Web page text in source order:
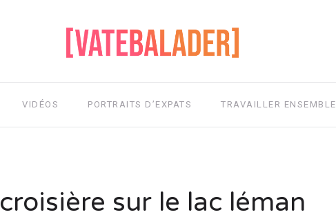
VIDÉOS PORTRAITS D’EXPATS TRAVAILLER ENSEMBLE
croisière sur le lac léman